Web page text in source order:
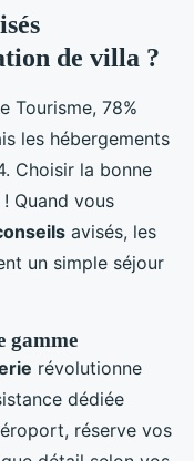
de villa ?
Tourisme, 78%
les hébergements
Choisir la bonne
Quand vous
avisés, les
un simple séjour
gamme
révolutionne
dédiée
réserve vos